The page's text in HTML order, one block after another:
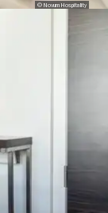
© Novum Hospitality